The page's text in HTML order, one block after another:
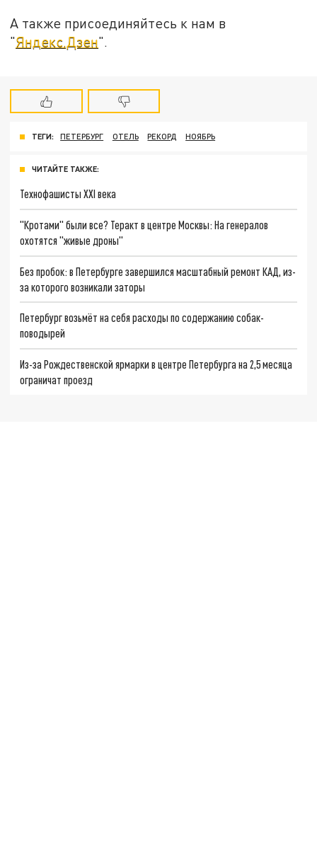
А также присоединяйтесь к нам в
"Яндекс.Дзен".
ТЕГИ: ПЕТЕРБУРГ ОТЕЛЬ РЕКОРД НОЯБРЬ
ЧИТАЙТЕ ТАКЖЕ:
Технофашисты XXI века
"Кротами" были все? Теракт в центре Москвы: На генералов
охотятся "живые дроны"
Без пробок: в Петербурге завершился масштабный ремонт КАД, из-
за которого возникали заторы
Петербург возьмёт на себя расходы по содержанию собак-
поводырей
Из-за Рождественской ярмарки в центре Петербурга на 2,5 месяца
ограничат проезд